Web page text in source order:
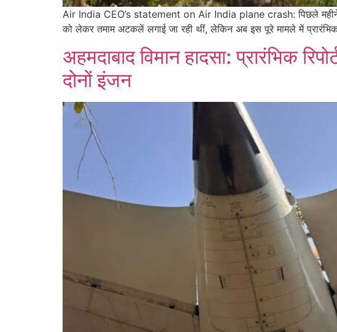
Air India CEO’s statement on Air India plane crash: पिछले महीने
को लेकर तमाम अटकलें लगाई जा रही थीं, लेकिन अब इस पूरे मामले में
अहमदाबाद विमान हादसा: प्रारंभिक
दोनों इंजन